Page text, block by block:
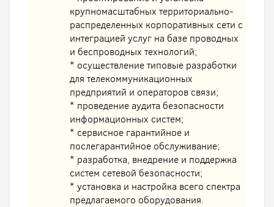
крупномасштабных территориально-
распределенных корпоративных сети с
интеграцией услуг на базе проводных
и беспроводных технологий;
* осуществление типовые разработки
для телекоммуникационных
предприятий и операторов связи;
* проведение аудита безопасности
информационных систем;
* сервисное гарантийное и
послегарантийное обслуживание;
* разработка, внедрение и поддержка
систем сетевой безопасности;
* установка и настройка всего спектра
предлагаемого оборудования.